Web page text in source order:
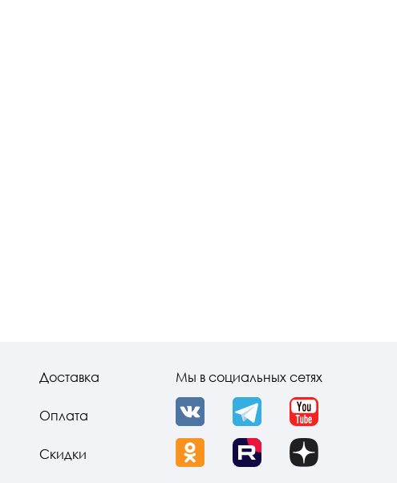
Доставка
Оплата
Скидки
Мы в социальных сетях
VK Telegram YouTube
OK Rutube Dzen